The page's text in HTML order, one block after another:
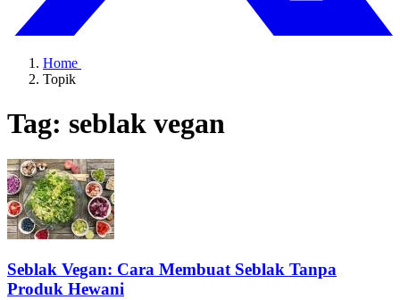
Home
Topik
Tag: seblak vegan
Seblak Vegan: Cara Membuat Seblak Tanpa
Produk Hewani